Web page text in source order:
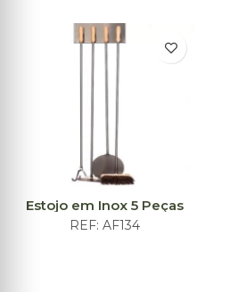
Estojo em Inox 5 Peças
REF: AF134